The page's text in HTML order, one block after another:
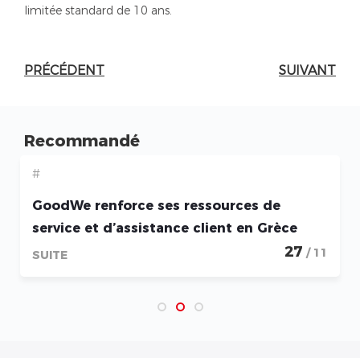
limitée standard de 10 ans.
PRÉCÉDENT SUIVANT
Recommandé
#
GoodWe renforce ses ressources de
service et d’assistance client en Grèce
SUITE 27 / 11